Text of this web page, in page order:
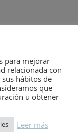
para mejorar
relacionada con
hábitos de
que
u obtener
Leer más